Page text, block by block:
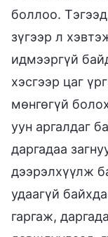
боллоо.
зүгээр л
идмээргүй
хэсгээр цаг
мөнгөгүй
уун аргалдаг
даргадаа
дээрэлхүүлж
удаагүй
гаргаж,